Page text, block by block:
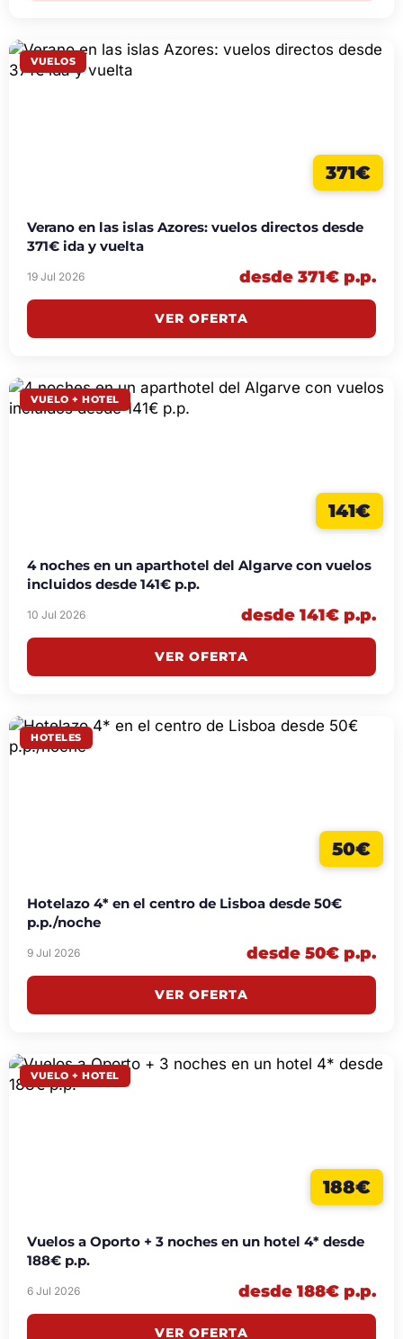
VUELOS
371€
Verano en las islas Azores: vuelos directos desde
371€ ida y vuelta
19 Jul 2026 desde 371€ p.p.
VER OFERTA
VUELO + HOTEL
141€
4 noches en un aparthotel del Algarve con vuelos
incluidos desde 141€ p.p.
10 Jul 2026 desde 141€ p.p.
VER OFERTA
HOTELES
50€
Hotelazo 4* en el centro de Lisboa desde 50€
p.p./noche
9 Jul 2026 desde 50€ p.p.
VER OFERTA
VUELO + HOTEL
188€
Vuelos a Oporto + 3 noches en un hotel 4* desde
188€ p.p.
6 Jul 2026 desde 188€ p.p.
VER OFERTA